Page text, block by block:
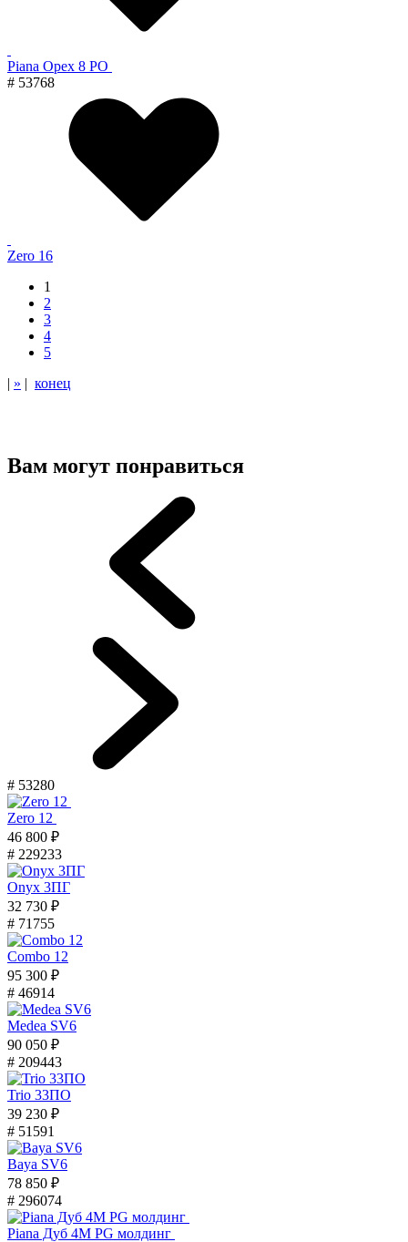
Piana Орех 8 PO
# 53768
Zero 16
1
2
3
4
5
| » | конец
Вам могут понравиться
# 53280
Zero 12
46 800 ₽
# 229233
Onyx 3ПГ
32 730 ₽
# 71755
Combo 12
95 300 ₽
# 46914
Medea SV6
90 050 ₽
# 209443
Trio 33ПО
39 230 ₽
# 51591
Baya SV6
78 850 ₽
# 296074
Piana Дуб 4M PG молдинг